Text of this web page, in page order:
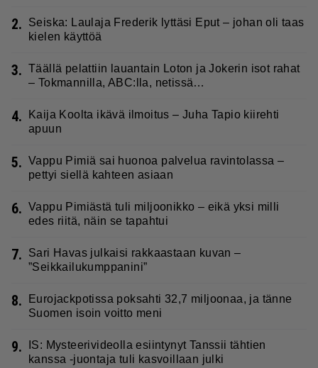
2.
Seiska: Laulaja Frederik lyttäsi Eput – johan oli taas
kielen käyttöä
3. Täällä pelattiin lauantain Loton ja Jokerin isot rahat
– Tokmannilla, ABC:lla, netissä…
4.
Kaija Koolta ikävä ilmoitus – Juha Tapio kiirehti
apuun
5. Vappu Pimiä sai huonoa palvelua ravintolassa –
pettyi siellä kahteen asiaan
6. Vappu Pimiästä tuli miljoonikko – eikä yksi milli
edes riitä, näin se tapahtui
7.
Sari Havas julkaisi rakkaastaan kuvan –
”Seikkailukumppanini”
8.
Eurojackpotissa poksahti 32,7 miljoonaa, ja tänne
Suomen isoin voitto meni
9.
IS: Mysteerivideolla esiintynyt Tanssii tähtien
kanssa -juontaja tuli kasvoillaan julki